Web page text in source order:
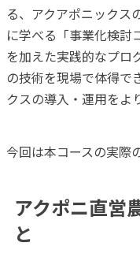
る、アクアポニックス
に学べる「事業化検討
を加えた実践的なプロ
の技術を現場で体得で
クスの導入・運用をよ
今回は本コースの実際
アクポニ直営
と